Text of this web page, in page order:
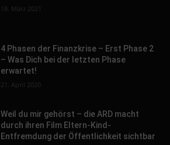
18. März 2021
4 Phasen der Finanzkrise – Erst Phase 2
– Was Dich bei der letzten Phase
erwartet!
21. April 2020
Weil du mir gehörst – die ARD macht
durch ihren Film Eltern-Kind-
Entfremdung der Öffentlichkeit sichtbar